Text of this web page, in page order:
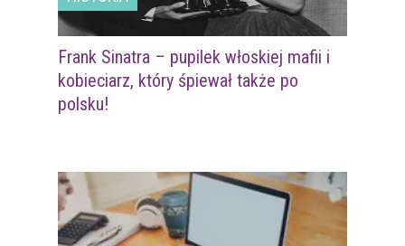
Frank Sinatra – pupilek włoskiej mafii i
kobieciarz, który śpiewał także po
polsku!